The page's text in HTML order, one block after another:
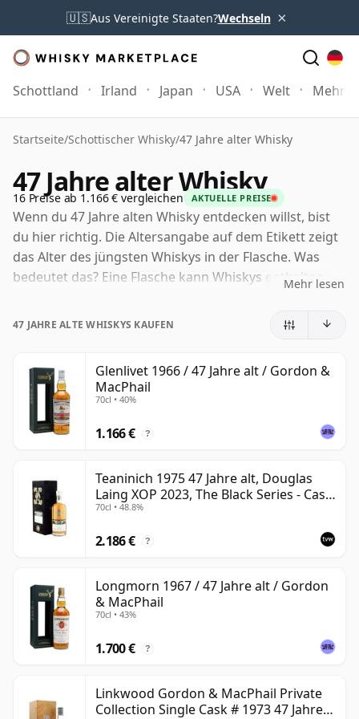
🇺🇸Aus Vereinigte Staaten?Wechseln ×
Schottland Irland Japan USA Welt Mehr
Startseite/Schottischer Whisky/47 Jahre alter Whisky
47 Jahre alter Whisky
16 Preise ab 1.166 € vergleichen AKTUELLE PREISE
Wenn du 47 Jahre alten Whisky entdecken willst, bist
du hier richtig. Die Altersangabe auf dem Etikett zeigt
das Alter des jüngsten Whiskys in der Flasche. Was
bedeutet das? Eine Flasche kann Whiskys enthalten,
gereift sind. Steht auf dem Etikett 47 Jahre (oder
Jahre.
Nach der Abfüllung reift Whisky nicht weiter - anders
als Wein, der in der Flasche weiterreift.
zeitlich auf 47 Jahre festgelegt.
Mehr lesen
47 JAHRE ALTE WHISKYS KAUFEN
Glenlivet 1966 / 47 Jahre alt / Gordon &
MacPhail
70cl • 40%
1.166 € ?
Teaninich 1975 47 Jahre alt, Douglas
Laing XOP 2023, The Black Series - Cask
18382
70cl • 48.8%
2.186 € ?
Longmorn 1967 / 47 Jahre alt / Gordon
& MacPhail
70cl • 43%
1.700 € ?
Linkwood Gordon & MacPhail Private
Collection Single Cask # 1973 47 Jahre